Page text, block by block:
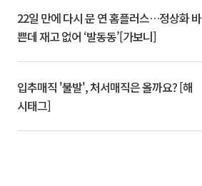
22일 만에 다시 문 연 홈플러스…정상화 바
쁜데 재고 없어 ‘발동동’[가보니]
입추매직 '불발', 처서매직은 올까요? [해
시태그]